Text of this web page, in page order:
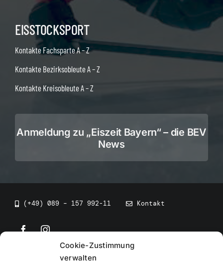
Cookie-Zustimmung
verwalten
EISSTOCKSPORT
Kontakte Fachsparte A – Z
Kontakte Bezirksobleute A – Z
Kontakte Kreisobleute A – Z
Anmeldung zu „Eiszeit Bayern“ – die BEV
News
(+49) 089 – 157 992-11 Kontakt
• BEV Bayerischer Eissportverband